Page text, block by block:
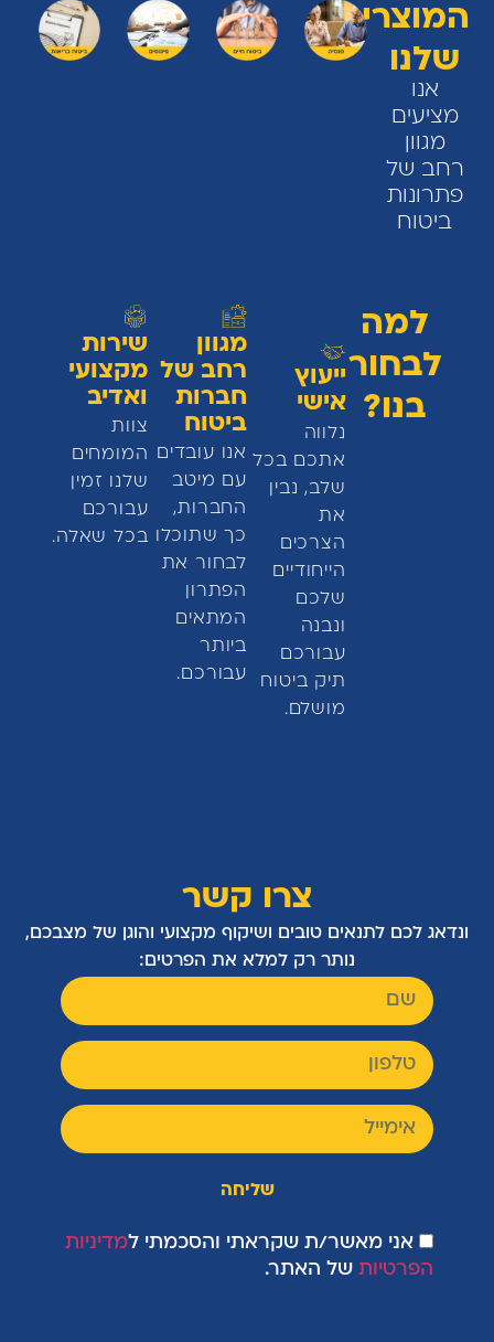
המוצרים
שלנו
אנו
מציעים
מגוון
רחב של
פתרונות
ביטוח
למה
לבחור
בנו?
ייעוץ
אישי
נלווה
אתכם בכל
שלב, נבין
את
הצרכים
הייחודיים
שלכם
ונבנה
עבורכם
תיק ביטוח
מושלם.
מגוון
רחב של
חברות
ביטוח
אנו עובדים
עם מיטב
החברות,
כך שתוכלו
לבחור את
הפתרון
המתאים
ביותר
עבורכם.
שירות
מקצועי
ואדיב
צוות
המומחים
שלנו זמין
עבורכם
בכל שאלה.
צרו קשר
ונדאג לכם לתנאים טובים ושיקוף מקצועי והוגן של מצבכם,
נותר רק למלא את הפרטים:
אני מאשר/ת שקראתי והסכמתי למדיניות
הפרטיותשל האתר.
שליחה